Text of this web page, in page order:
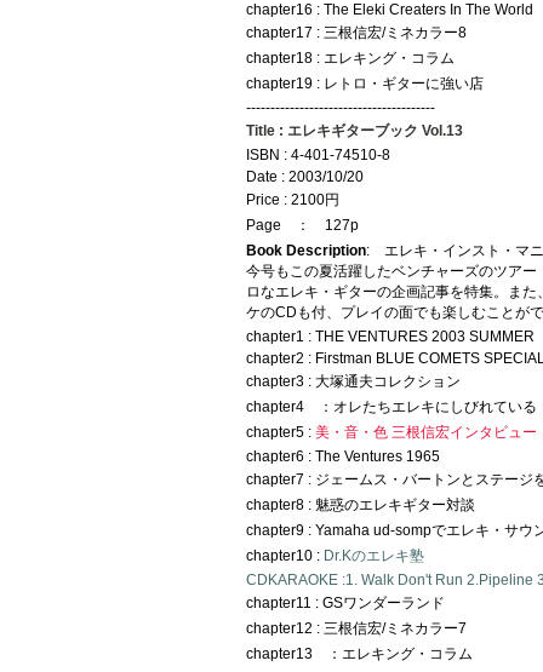
chapter16 : The Eleki Creaters In The World
chapter17 : 三根信宏/ミネカラー8
chapter18 : エレキング・コラム
chapter19 : レトロ・ギターに強い店
---------------------------------------
Title : エレキギターブック Vol.13
ISBN : 4-401-74510-8
Date : 2003/10/20
Price : 2100円
Page ： 127p
Book Description: エレキ・インスト・マ
今号もこの夏活躍したベンチャーズのツアー
ロなエレキ・ギターの企画記事を特集。また
ケのCDも付、プレイの面でも楽しむことが
chapter1 : THE VENTURES 2003
chapter2 : Firstman BLUE COMETS
chapter3 : 大塚通夫コレクション
chapter4 ：オレたちエレキにしびれている
chapter5 : 美・音・色 三根信宏インタビュー
chapter6 : The Ventures 1965
chapter7 : ジェームス・バートンとステージ
chapter8 : 魅惑のエレキギター対談
chapter9 : Yamaha ud-sompでエレキ・サウ
chapter10 : Dr.Kのエレキ塾
CDKARAOKE :1. Walk Don't Run 2.Pipeline
chapter11 : GSワンダーランド
chapter12 : 三根信宏/ミネカラー7
chapter13 ：エレキング・コラム